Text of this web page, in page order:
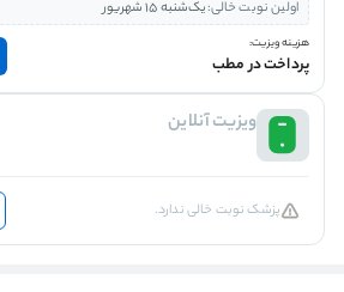
اولین نوبت خالی:یک‌شنبه 15 شهریور
هزینه ویزیت:
پرداخت در مطب
ویزیت آنلاین
پزشک نوبت خالی ندارد.